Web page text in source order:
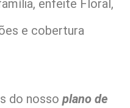
enfeite Floral,
e cobertura
do nosso plano de